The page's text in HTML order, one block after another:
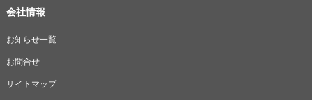
会社情報
お知らせ一覧
お問合せ
サイトマップ